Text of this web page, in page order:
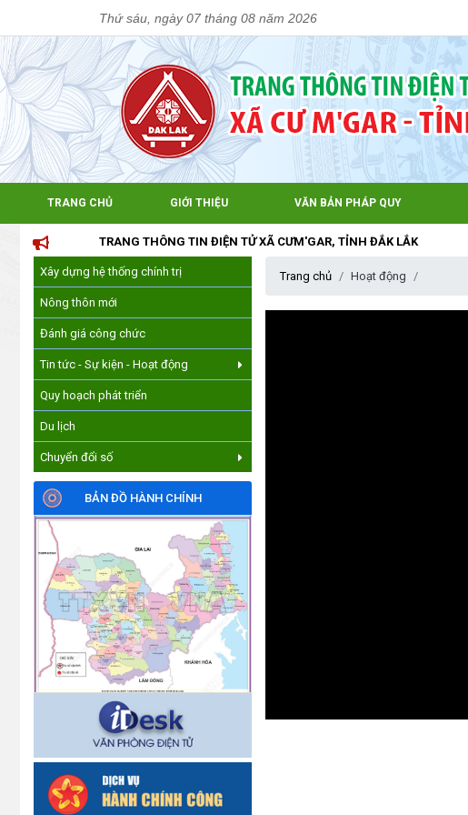
Thứ sáu, ngày 07 tháng 08 năm 2026
TRANG CHỦ GIỚI THIỆU VĂN BẢN PHÁP QUY
TRANG THÔNG TIN ĐIỆN TỬ XÃ CƯM'GAR, TỈNH ĐẮK LẮK
Xây dựng hệ thống chính trị
Nông thôn mới
Đánh giá công chức
Tin tức - Sự kiện - Hoạt động
Quy hoạch phát triển
Du lịch
Chuyển đổi số
BẢN ĐỒ HÀNH CHÍNH
Trang chủ Hoạt động